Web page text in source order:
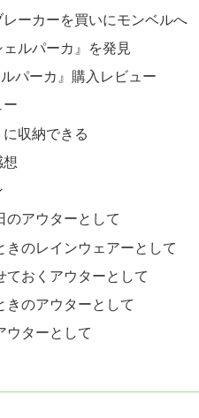
レーカーを買いにモンベルへ
ェルパーカ』を発見
ルパーカ』購入レビュー
ー
収納できる
想
のアウターとして
きのレインウェアーとして
ておくアウターとして
きのアウターとして
ウターとして